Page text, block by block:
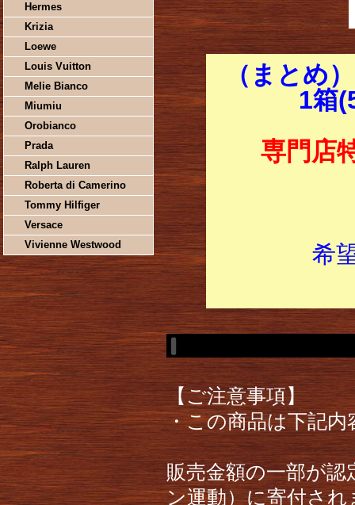
Hermes
Krizia
Loewe
Louis Vuitton
Melie Bianco
Miumiu
Orobianco
Prada
Ralph Lauren
Roberta di Camerino
Tommy Hilfiger
Versace
Vivienne Westwood
（まとめ
1箱
専門店
希
【ご注意事項】
・この商品は下記
販売金額の一部が
ン運動）に寄付され